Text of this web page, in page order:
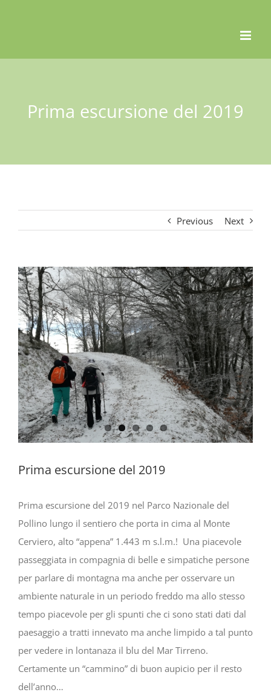
Prima escursione del 2019
Previous Next
Prima escursione del 2019
Prima escursione del 2019 nel Parco Nazionale del
Pollino lungo il sentiero che porta in cima al Monte
Cerviero, alto “appena” 1.443 m s.l.m.! Una piacevole
passeggiata in compagnia di belle e simpatiche persone
per parlare di montagna ma anche per osservare un
ambiente naturale in un periodo freddo ma allo stesso
tempo piacevole per gli spunti che ci sono stati dati dal
paesaggio a tratti innevato ma anche limpido a tal punto
per vedere in lontanaza il blu del Mar Tirreno.
Certamente un “cammino” di buon aupicio per il resto
dell’anno…